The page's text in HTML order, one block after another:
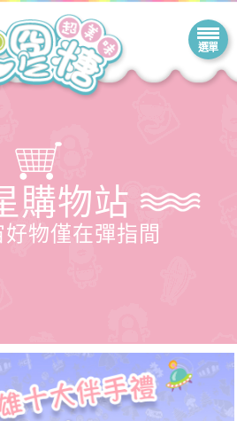
購物站
物僅在彈指間